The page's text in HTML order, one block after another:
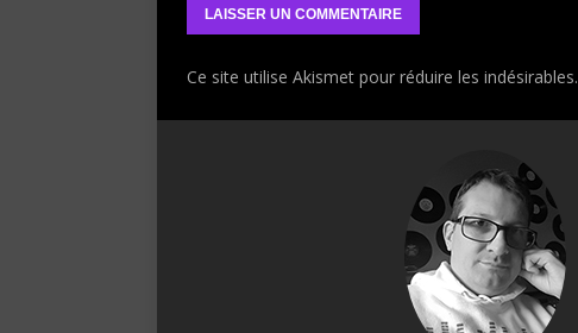
Ce site utilise Akismet pour réduire les indésirables.